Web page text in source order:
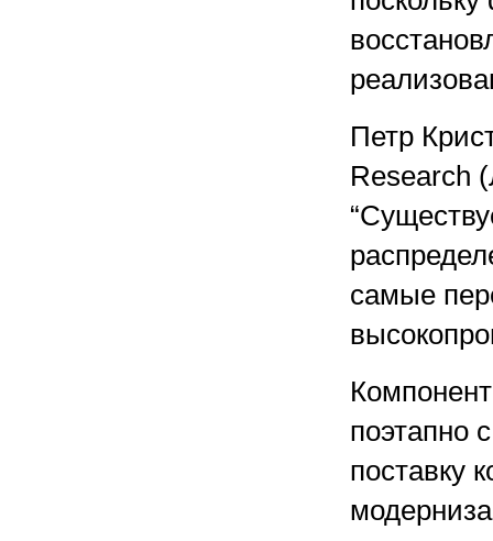
Петр
Research
самые
поэтапно
поставку